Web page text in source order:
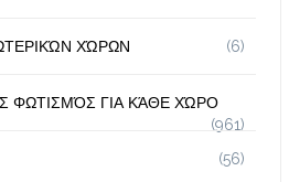
ΧΏΡΩΝ (6)
ΦΩΤΙΣΜΌΣ ΓΙΑ ΚΆΘΕ ΧΏΡΟ
(961)
(56)